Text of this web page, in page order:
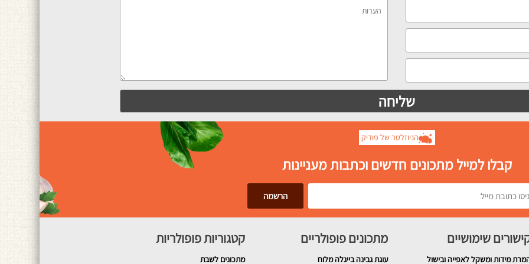
הניוזלטר של פודיק
קבלו למייל מתכונים חדשים וכתבות מעניינות
שימושיים
מידות ומשקל לאפייה ובישול
מתכונים פופולריים
עוגת גבינה בייגלה מלוח
קטגוריות פופולריות
מתכונים לשבת